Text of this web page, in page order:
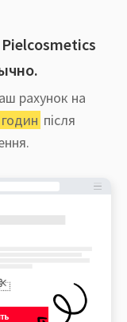
Pielcosmetics
рахунок на
після